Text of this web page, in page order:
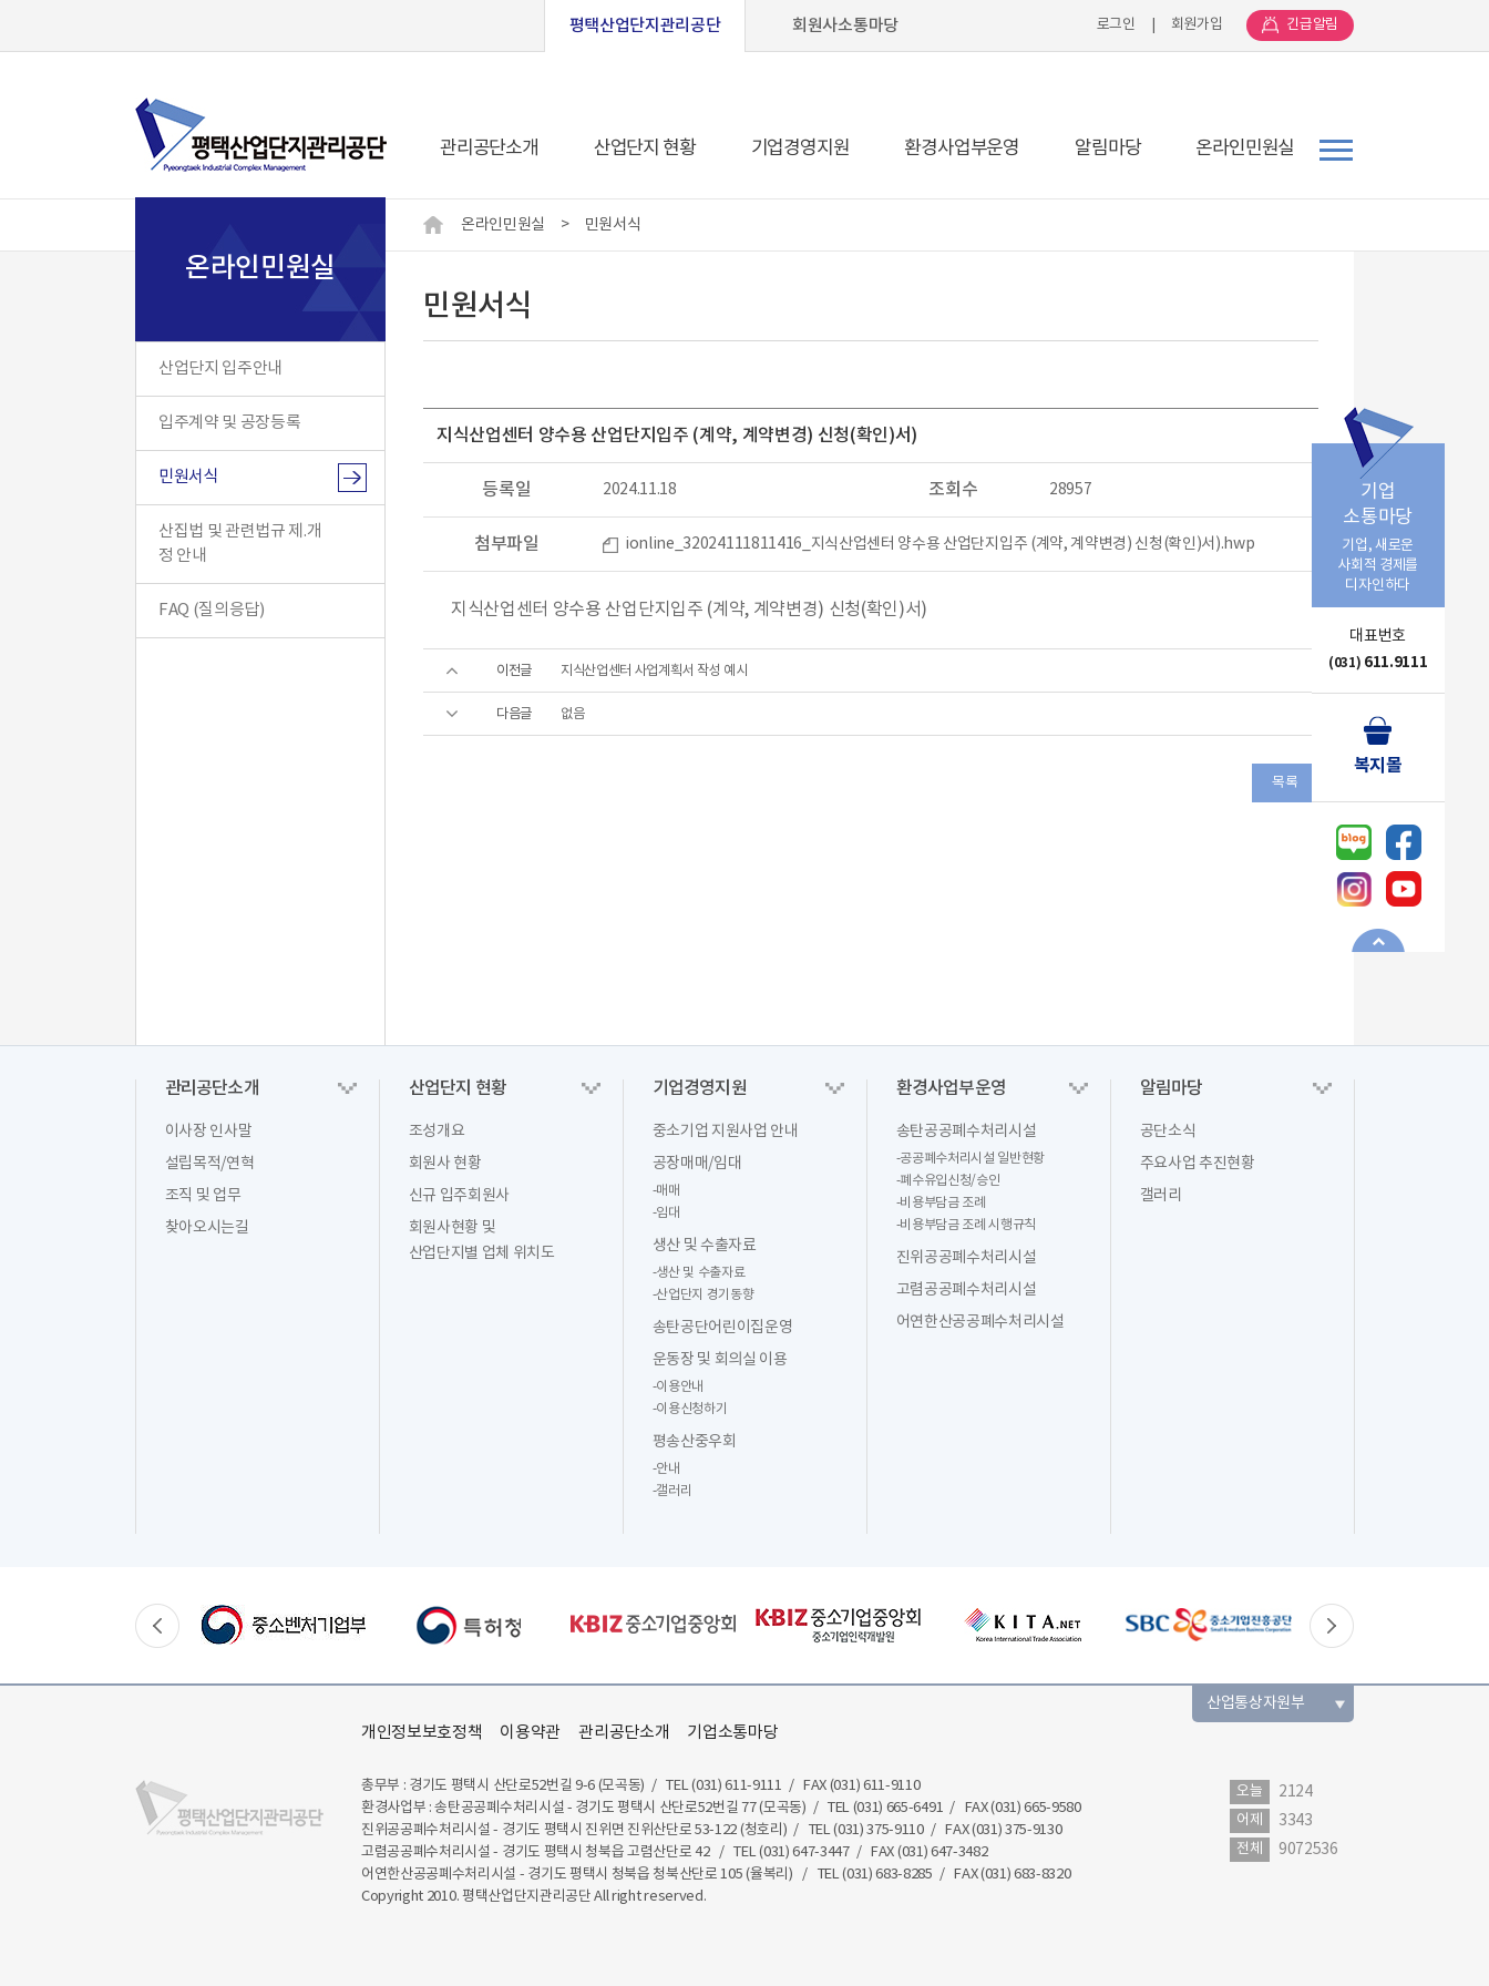
평택산업단지관리공단 회원사소통마당 로그인 회원가입 긴급알림
관리공단소개 산업단지 현황 기업경영지원 환경사업부운영 알림마당 온라인민원실
기업
소통마당
기업, 새로운
사회적 경제를
디자인하다
대표번호
(031) 611.9111
복지몰
온라인민원실 > 민원서식
온라인민원실
산업단지 입주안내
입주계약 및 공장등록
민원서식
산집법 및 관련법규 제.개
정 안내
FAQ (질의응답)
민원서식
지식산업센터 양수용 산업단지입주 (계약, 계약변경) 신청(확인)서)
등록일 2024.11.18 조회수 28957
첨부파일 ionline_32024111811416_지식산업센터 양수용 산업단지입주 (계약, 계약변경) 신청(확인)서).hwp
지식산업센터 양수용 산업단지입주 (계약, 계약변경) 신청(확인)서)
이전글 지식산업센터 사업계획서 작성 예시
다음글 없음
목록
관리공단소개
이사장 인사말
설립목적/연혁
조직 및 업무
찾아오시는길
산업단지 현황
조성개요
회원사 현황
신규 입주회원사
회원사현황 및
산업단지별 업체 위치도
기업경영지원
중소기업 지원사업 안내
공장매매/임대
-매매
-임대
생산 및 수출자료
-생산 및 수출자료
-산업단지 경기동향
송탄공단어린이집운영
운동장 및 회의실 이용
-이용안내
-이용신청하기
평송산중우회
-안내
-갤러리
환경사업부운영
송탄공공폐수처리시설
-공공폐수처리시설 일반현황
-폐수유입신청/승인
-비용부담금 조례
-비용부담금 조례 시행규칙
진위공공폐수처리시설
고렴공공폐수처리시설
어연한산공공폐수처리시설
알림마당
공단소식
주요사업 추진현황
갤러리
산업통상자원부
오늘 2124
어제 3343
전체 9072536
개인정보보호정책 이용약관 관리공단소개 기업소통마당
총무부 : 경기도 평택시 산단로52번길 9-6 (모곡동) / TEL (031) 611-9111 / FAX (031) 611-9110
환경사업부 : 송탄공공폐수처리시설 - 경기도 평택시 산단로52번길 77 (모곡동) / TEL (031) 665-6491 /
FAX (031) 665-9580
진위공공폐수처리시설 - 경기도 평택시 진위면 진위산단로 53-122 (청호리) / TEL (031) 375-9110 / FAX (031) 375-9130
고렴공공폐수처리시설 - 경기도 평택시 청북읍 고렴산단로 42 / TEL (031) 647-3447 / FAX (031) 647-3482
어연한산공공폐수처리시설 - 경기도 평택시 청북읍 청북산단로 105 (율복리)
/ TEL (031) 683-8285 / FAX (031) 683-8320
Copyright 2010. 평택산업단지관리공단 All right reserved.